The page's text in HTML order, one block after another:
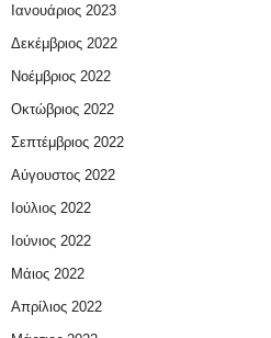
Ιανουάριος 2023
Δεκέμβριος 2022
Νοέμβριος 2022
Οκτώβριος 2022
Σεπτέμβριος 2022
Αύγουστος 2022
Ιούλιος 2022
Ιούνιος 2022
Μάιος 2022
Απρίλιος 2022